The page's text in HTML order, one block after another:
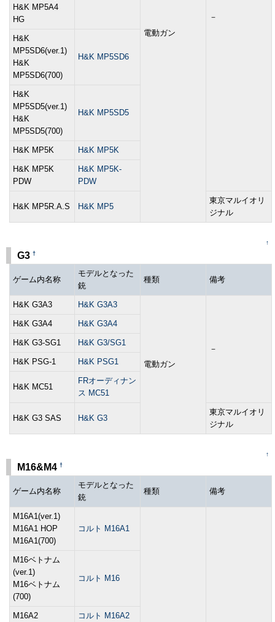
電動ガン
－
H&K MP5A4
HG
H&K
MP5SD6(ver.1)
H&K
MP5SD6(700)
H&K MP5SD6
H&K
MP5SD5(ver.1)
H&K
MP5SD5(700)
H&K MP5SD5
H&K MP5K H&K MP5K
H&K MP5K
PDW
H&K MP5K-
PDW
H&K MP5R.A.S H&K MP5
東京マルイオリ
ジナル
↑
G3 †
ゲーム内名称
モデルとなった
銃
種類 備考
H&K G3A3 H&K G3A3
電動ガン
－
H&K G3A4 H&K G3A4
H&K G3-SG1 H&K G3/SG1
H&K PSG-1 H&K PSG1
H&K MC51
FRオーディナン
ス MC51
H&K G3 SAS H&K G3
東京マルイオリ
ジナル
↑
M16&M4 †
ゲーム内名称
モデルとなった
銃
種類 備考
M16A1(ver.1)
M16A1 HOP
M16A1(700)
コルト M16A1
M16ベトナム
(ver.1)
M16ベトナム
(700)
コルト M16
M16A2 コルト M16A2